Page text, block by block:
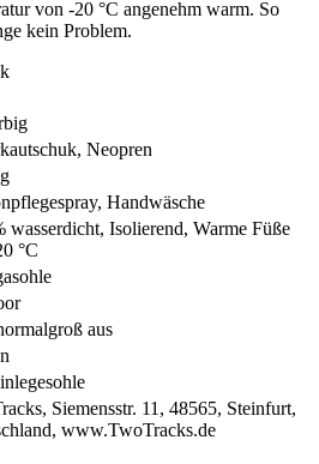
von -20 °C angenehm warm. So
kein Problem.
, Neopren
, Handwäsche
wasserdicht, Isolierend, Warme Füße
°C
aus
Siemensstr. 11, 48565, Steinfurt,
www.TwoTracks.de